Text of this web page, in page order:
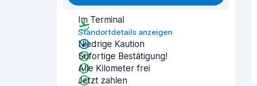
Im Terminal
Standortdetails anzeigen
Niedrige Kaution
Sofortige Bestätigung!
Alle Kilometer frei
Jetzt zahlen